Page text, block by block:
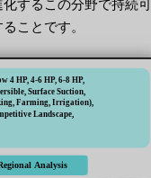
するこの分野で持続
ことです。